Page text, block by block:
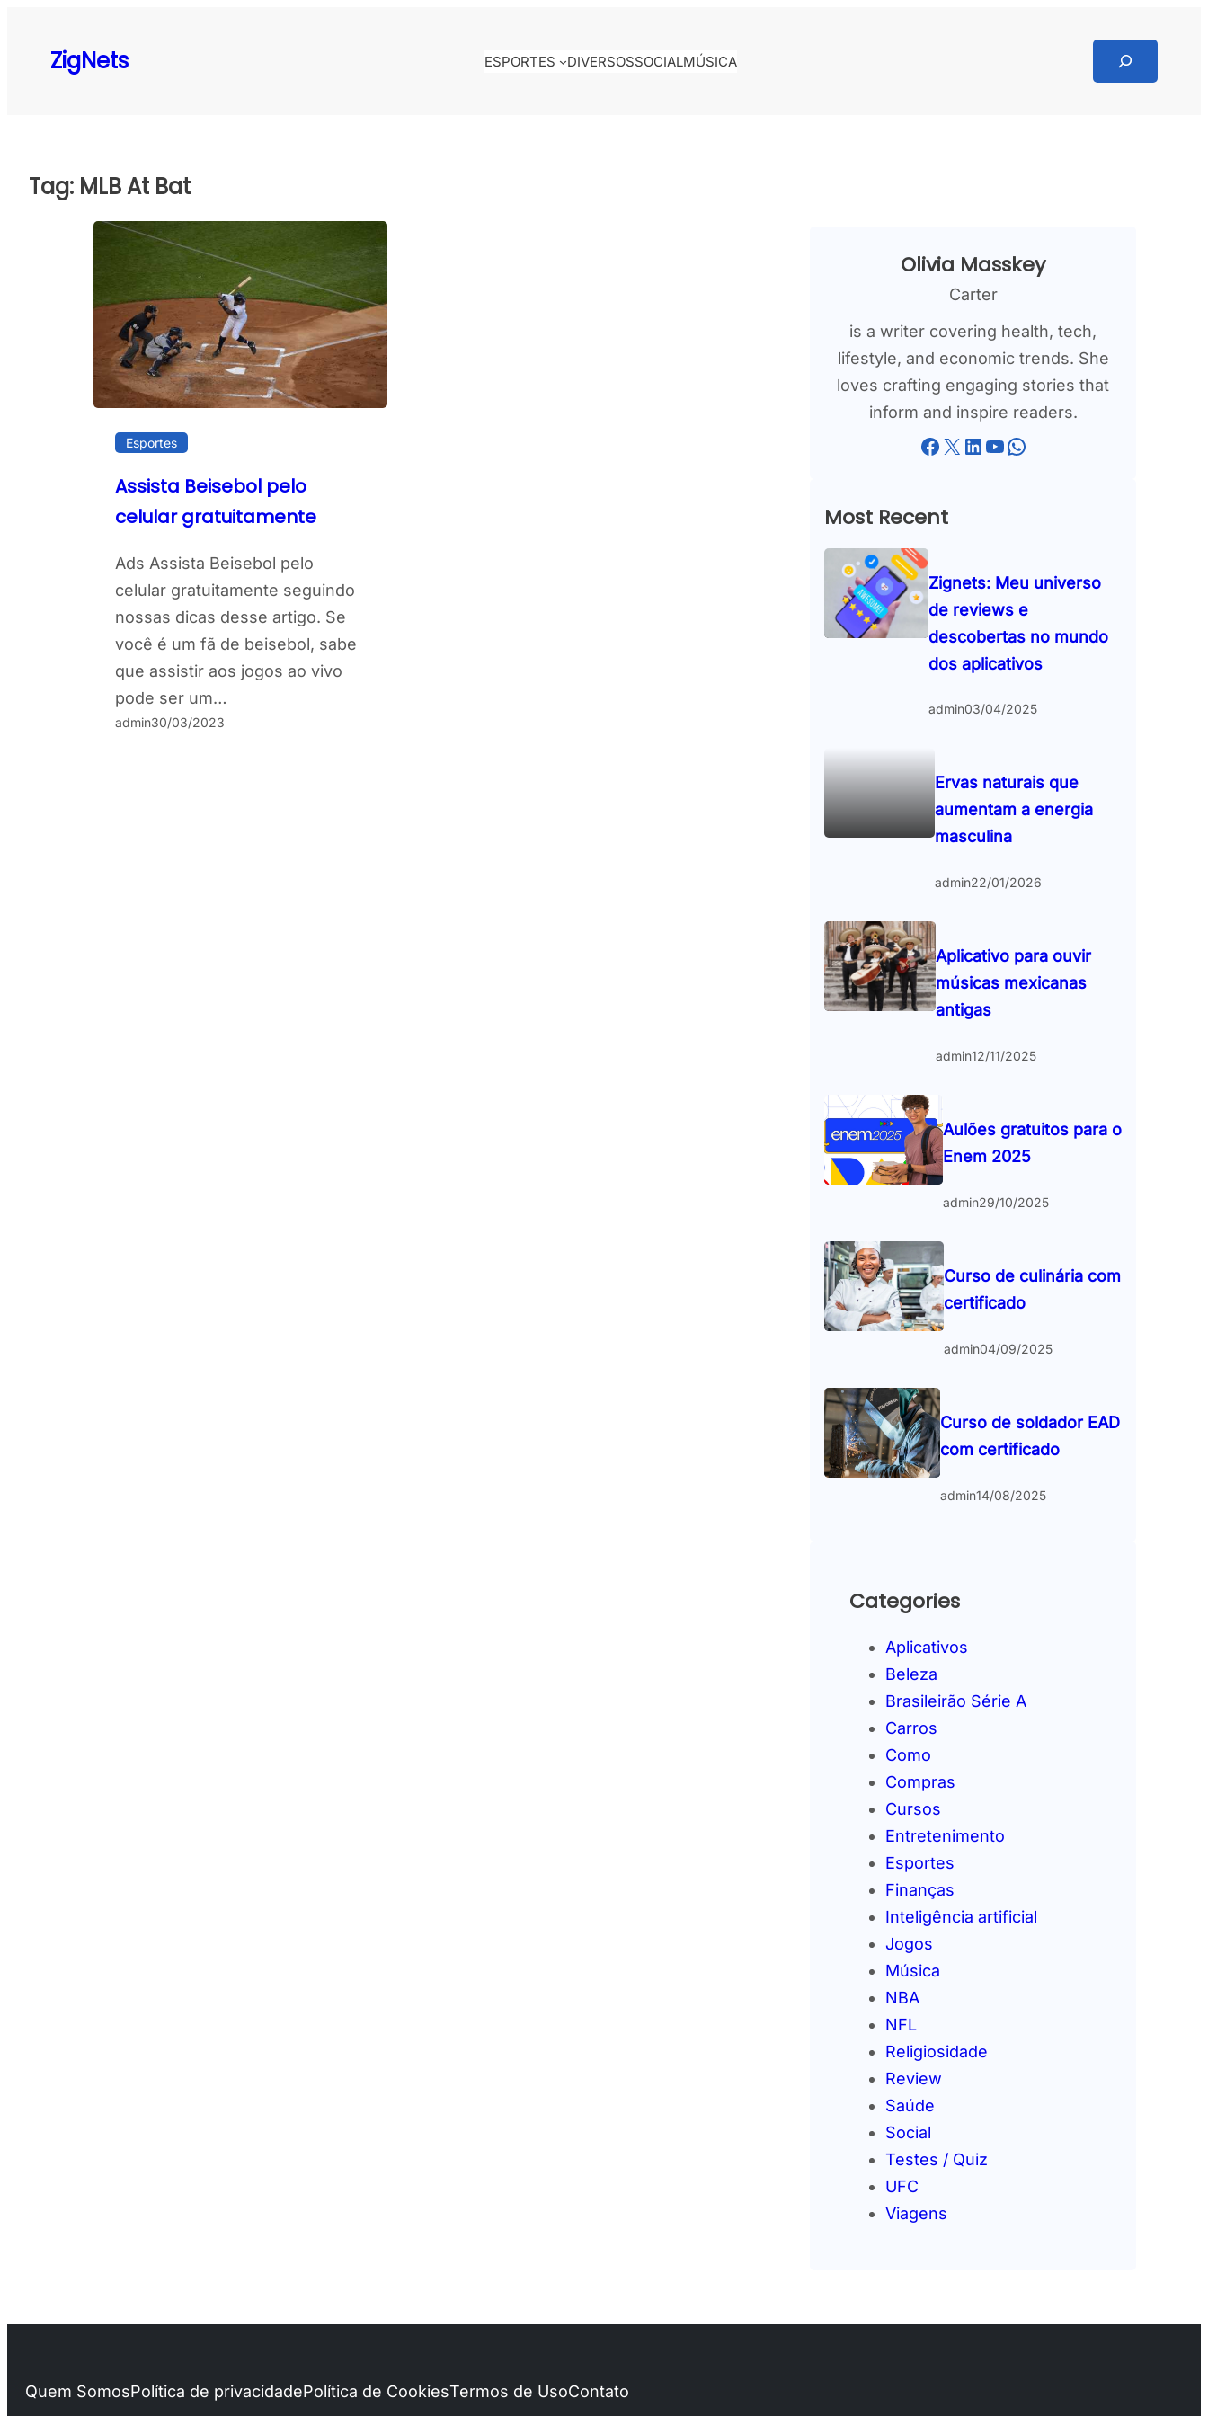
ZigNets ESPORTES DIVERSOSSOCIALMÚSICA
Search
Tag: MLB At Bat
Esportes
Assista Beisebol pelo
celular gratuitamente
Ads Assista Beisebol pelo
celular gratuitamente seguindo
nossas dicas desse artigo. Se
você é um fã de beisebol, sabe
que assistir aos jogos ao vivo
pode ser um…
admin30/03/2023
Olivia Masskey
Carter
is a writer covering health, tech,
lifestyle, and economic trends. She
loves crafting engaging stories that
inform and inspire readers.
Facebook X LinkedIn YouTube WhatsApp
Most Recent
Zignets: Meu universo
de reviews e
descobertas no mundo
dos aplicativos
admin03/04/2025
Ervas naturais que
aumentam a energia
masculina
admin22/01/2026
Aplicativo para ouvir
músicas mexicanas
antigas
admin12/11/2025
Aulões gratuitos para o
Enem 2025
admin29/10/2025
Curso de culinária com
certificado
admin04/09/2025
Curso de soldador EAD
com certificado
admin14/08/2025
Categories
Aplicativos
Beleza
Brasileirão Série A
Carros
Como
Compras
Cursos
Entretenimento
Esportes
Finanças
Inteligência artificial
Jogos
Música
NBA
NFL
Religiosidade
Review
Saúde
Social
Testes / Quiz
UFC
Viagens
Quem SomosPolítica de privacidadePolítica de CookiesTermos de UsoContato